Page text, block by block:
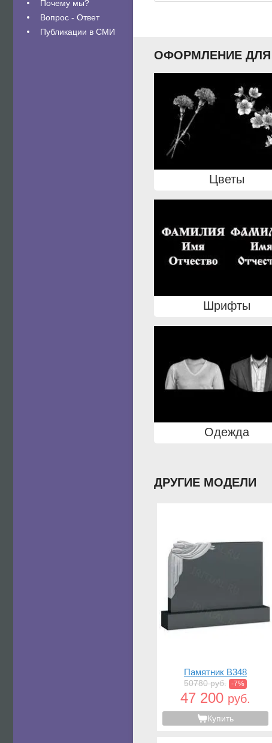
Почему мы?
Вопрос - Ответ
Публикации в СМИ
ОФОРМЛЕНИЕ
Цветы
Шрифты
Одежда
ДРУГИЕ МОДЕЛИ
Памятник B348
50780 руб. -7%
47 200 руб.
Купить